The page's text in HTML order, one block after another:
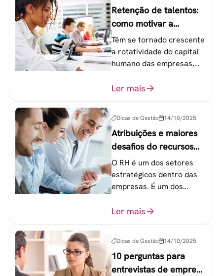
Retenção de talentos:
como motivar a
geração Y nas
empresas?
Têm se tornado crescente
a rotatividade do capital
humano das empresas,
colaboradores na faixa de
Ler mais
Dicas de Gestão 14/10/2025
Atribuições e maiores
desafios do recursos
humanos em uma
empresa
O RH é um dos setores
estratégicos dentro das
empresas. É um dos
o atingimento das metas
Ler mais
Dicas de Gestão 14/10/2025
10 perguntas para
entrevistas de emprego